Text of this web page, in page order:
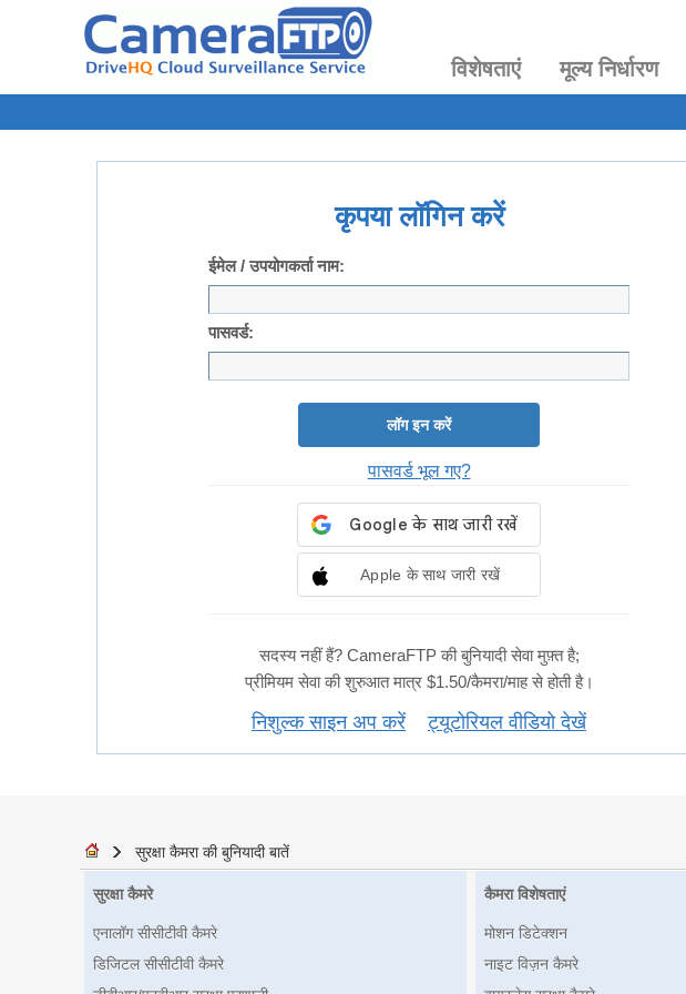
विशेषताएं मूल्य निर्धारण
कृपया लॉगिन करें
ईमेल / उपयोगकर्ता नाम:
पासवर्ड:
लॉग इन करें
पासवर्ड भूल गए?
Apple के साथ जारी रखें
सदस्य नहीं हैं? CameraFTP की बुनियादी सेवा मुफ़्त है;
प्रीमियम सेवा की शुरुआत मात्र $1.50/कैमरा/माह से होती है।
निशुल्क साइन अप करें ट्यूटोरियल वीडियो देखें
सुरक्षा कैमरा की बुनियादी बातें
सुरक्षा कैमरे
एनालॉग सीसीटीवी कैमरे
डिजिटल सीसीटीवी कैमरे
कैमरा विशेषताएं
मोशन डिटेक्शन
नाइट विज़न कैमरे